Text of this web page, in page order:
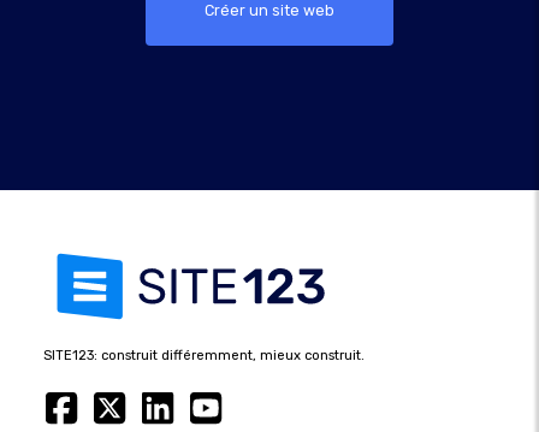
Créer un site web
SITE123: construit différemment, mieux construit.